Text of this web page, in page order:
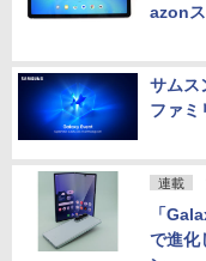
azon
サムス
ファミ
連載
「
で進化